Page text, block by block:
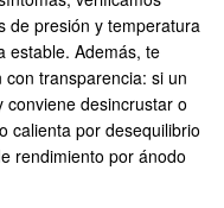
de presión y temperatura
estable. Además, te
transparencia: si un
desincrustar o
calienta por desequilibrio
rendimiento por ánodo